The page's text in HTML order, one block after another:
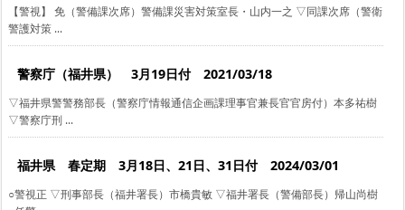
【警視】 免（警備課次席）警備課災害対策室長・山内一之 ▽同課次席（警衛
警護対策 ...
警察庁（福井県） 3月19日付 2021/03/18
▽福井県警警務部長（警察庁情報通信企画課理事官兼長官官房付）本多祐樹
▽警察庁刑 ...
福井県 春定期 3月18日、21日、31日付 2024/03/01
○警視正 ▽刑事部長（福井署長）市橋貴敏 ▽福井署長（警備部長）帰山尚樹